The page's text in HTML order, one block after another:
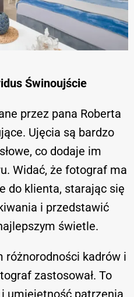
Świnoujście
przez pana Roberta
Ujęcia są bardzo
co dodaje im
Widać, że fotograf ma
do klienta, starając się
i przedstawić
świetle.
kadrów i
zastosował. To
umiejętność patrzenia